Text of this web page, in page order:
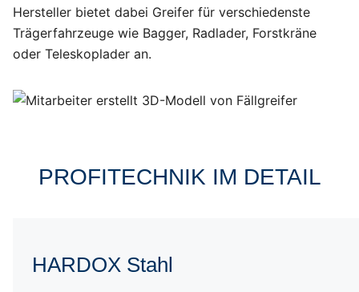
Hersteller bietet dabei Greifer für verschiedenste
Trägerfahrzeuge wie Bagger, Radlader, Forstkräne
oder Teleskoplader an.
PROFITECHNIK IM DETAIL
HARDOX Stahl